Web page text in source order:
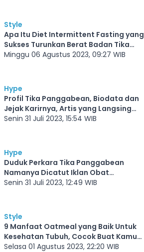
Style
Apa Itu Diet Intermittent Fasting yang
Sukses Turunkan Berat Badan Tika
Panggabean?
Minggu 06 Agustus 2023, 09:27 WIB
Hype
Profil Tika Panggabean, Biodata dan
Jejak Karirnya, Artis yang Langsing
Berkat Diet Intermittent Fasting
Senin 31 Juli 2023, 15:54 WIB
Hype
Duduk Perkara Tika Panggabean
Namanya Dicatut Iklan Obat
Pelangsing
Senin 31 Juli 2023, 12:49 WIB
Style
9 Manfaat Oatmeal yang Baik Untuk
Kesehatan Tubuh, Cocok Buat Kamu
yang Lagi Diet Nih!
Selasa 01 Agustus 2023, 22:20 WIB